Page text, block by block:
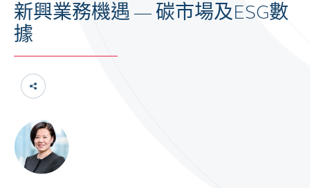
新興業務機遇 — 碳市場及ESG數
據